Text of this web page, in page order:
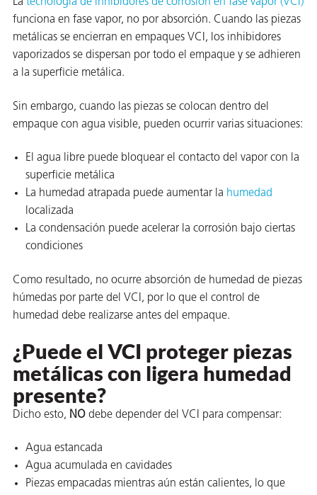
La tecnología de inhibidores de corrosión en fase vapor (VCI)
funciona en fase vapor, no por absorción. Cuando las piezas
metálicas se encierran en empaques VCI, los inhibidores
vaporizados se dispersan por todo el empaque y se adhieren
a la superficie metálica.
Sin embargo, cuando las piezas se colocan dentro del
empaque con agua visible, pueden ocurrir varias situaciones:
El agua libre puede bloquear el contacto del vapor con la
superficie metálica
La humedad atrapada puede aumentar la humedad
localizada
La condensación puede acelerar la corrosión bajo ciertas
condiciones
Como resultado, no ocurre absorción de humedad de piezas
húmedas por parte del VCI, por lo que el control de
humedad debe realizarse antes del empaque.
¿Puede el VCI proteger piezas
metálicas con ligera humedad
presente?
Dicho esto, NO debe depender del VCI para compensar:
Agua estancada
Agua acumulada en cavidades
Piezas empacadas mientras aún están calientes, lo que